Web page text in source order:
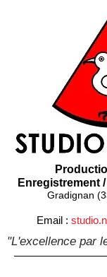
Enregistrement
Gradignan
Email :
"L'excellence par